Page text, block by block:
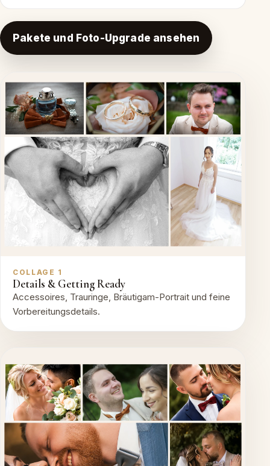
Pakete und Foto-Upgrade ansehen
COLLAGE 1
Details & Getting Ready
Accessoires, Trauringe, Bräutigam-Portrait und feine
Vorbereitungsdetails.